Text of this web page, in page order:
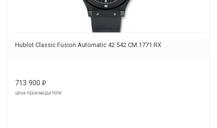
Hublot Classic Fusion Automatic 42 542.CM.1771.RX
713 900 ₽
цена производителя